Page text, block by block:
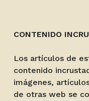
CONTENIDO
Los artículos de
contenido
imágenes,
de otras web se